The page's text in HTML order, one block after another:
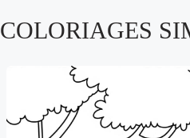
COLORIAGES